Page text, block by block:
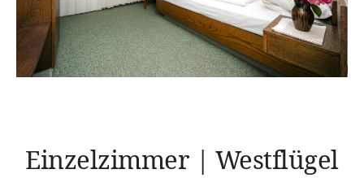
Einzelzimmer | Westflügel